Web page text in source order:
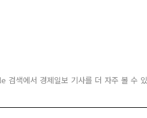
검색에서 경제일보 기사를 더 자주 볼 수